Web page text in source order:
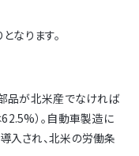
なります。
品が北米産でなければ
）。自動車製造に
入され、北米の労働条